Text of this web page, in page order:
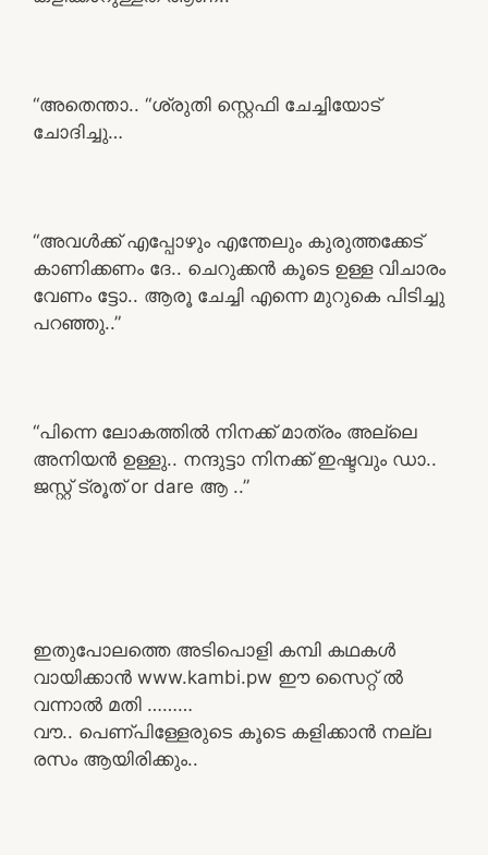
“അതെന്താ.. “ശ്രുതി സ്റ്റെഫി ചേച്ചിയോട്
ചോദിച്ചു…
“അവൾക്ക് എപ്പോഴും എന്തേലും കുരുത്തക്കേട്
കാണിക്കണം ദേ.. ചെറുക്കൻ കൂടെ ഉള്ള വിചാരം
വേണം ട്ടോ.. ആരൂ ചേച്ചി എന്നെ മുറുകെ പിടിച്ചു
പറഞ്ഞു..”
“പിന്നെ ലോകത്തിൽ നിനക്ക് മാത്രം അല്ലെ
അനിയൻ ഉള്ളു.. നന്ദുട്ടാ നിനക്ക് ഇഷ്ടവും ഡാ..
ജസ്റ്റ്‌ ട്രൂത് or dare ആ ..”
ഇതുപോലത്തെ അടിപൊളി കമ്പി കഥകൾ
വായിക്കാൻ www.kambi.pw ഈ സൈറ്റ് ൽ
വന്നാൽ മതി ………
വൗ.. പെണ്പിള്ളേരുടെ കൂടെ കളിക്കാൻ നല്ല
രസം ആയിരിക്കും..